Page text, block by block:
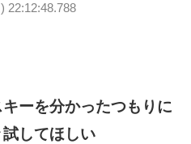
22:12:48.788
ーを分かったつもりに
してほしい